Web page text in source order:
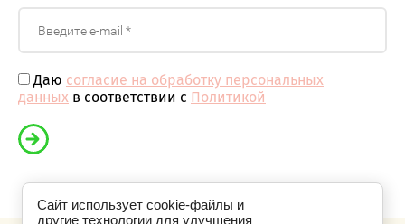
Даю согласие на обработку персональных
данных в соответствии с Политикой
Сайт использует cookie-файлы и
другие технологии для улучшения